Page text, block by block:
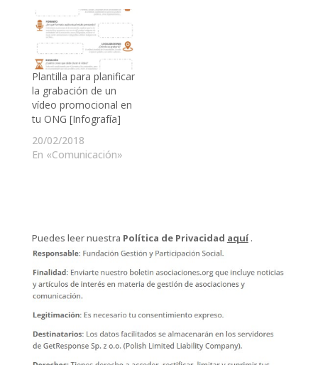
Plantilla para planificar
la grabación de un
vídeo promocional en
tu ONG [Infografía]
20/02/2018
En «Comunicación»
Puedes leer nuestra Política de Privacidad aquí .